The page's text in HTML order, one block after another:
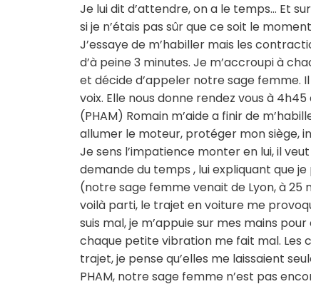
Je lui dit d’attendre, on a le temps… Et
si je n’étais pas sûr que ce soit le
J’essaye de m’habiller mais les
d’à peine 3 minutes. Je m’accroupi à
et décide d’appeler notre sage femme.
voix. Elle nous donne rendez vous à
(PHAM) Romain m’aide a finir de
allumer le moteur, protéger mon siège,
Je sens l’impatience monter en lui, il
demande du temps , lui expliquant que
(notre sage femme venait de Lyon, à 25
voilà parti, le trajet en voiture me
suis mal, je m’appuie sur mes mains
chaque petite vibration me fait mal. Les
trajet, je pense qu’elles me laissaient
PHAM, notre sage femme n’est pas